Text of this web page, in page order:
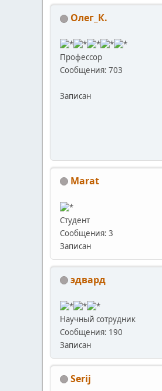
Олег_К.
Профессор
Сообщения: 703
Записан
Marat
Студент
Сообщения: 3
Записан
эдвард
Научный сотрудник
Сообщения: 190
Записан
Serij